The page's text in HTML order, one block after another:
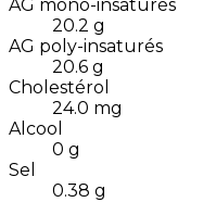
AG mono-insaturés
20.2 g
AG poly-insaturés
20.6 g
Cholestérol
24.0 mg
Alcool
0 g
Sel
0.38 g